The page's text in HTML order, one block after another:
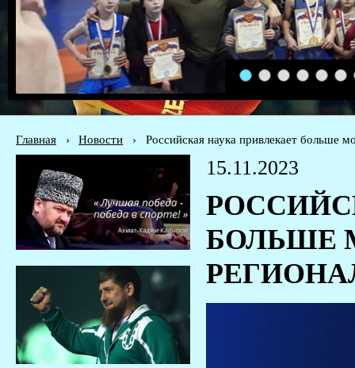
1 2 3 4 5 6
Главная › Новости › Российская наука привлекает больше
15.11.2023
БОЛЬШЕ